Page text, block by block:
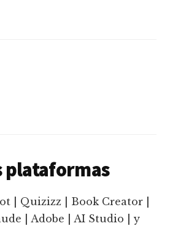
plataformas
| Quizizz | Book Creator |
| Adobe | AI Studio | y